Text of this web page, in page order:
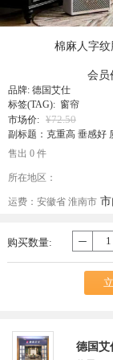
棉麻人字
会员
品牌: 德国艾仕
标签(TAG): 窗帘
市场价: ¥72.50
副标题：克重高 垂感好
售出 0 件
所在地区：
运费： 安徽省 淮南市
购买数量:+
德国艾